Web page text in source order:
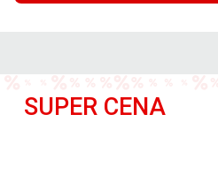
SUPER CENA